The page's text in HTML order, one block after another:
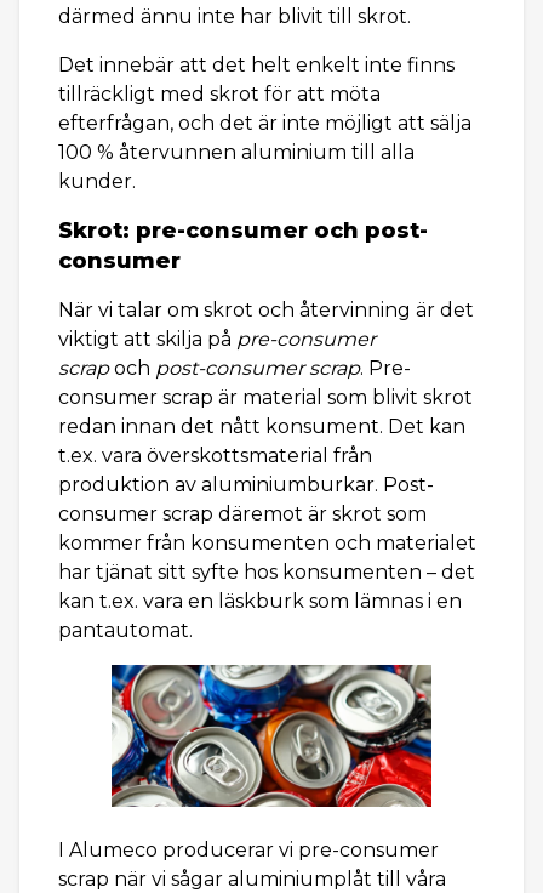
därmed ännu inte har blivit till skrot.
Det innebär att det helt enkelt inte finns
tillräckligt med skrot för att möta
efterfrågan, och det är inte möjligt att sälja
100 % återvunnen aluminium till alla
kunder.
Skrot: pre-consumer och post-
consumer
När vi talar om skrot och återvinning är det
viktigt att skilja på pre-consumer
scrapoch post-consumer scrap. Pre-
consumer scrap är material som blivit skrot
redan innan det nått konsument. Det kan
t.ex. vara överskottsmaterial från
produktion av aluminiumburkar. Post-
consumer scrap däremot är skrot som
kommer från konsumenten och materialet
har tjänat sitt syfte hos konsumenten – det
kan t.ex. vara en läskburk som lämnas i en
pantautomat.
I Alumeco producerar vi pre-consumer
scrap när vi sågar aluminiumplåt till våra